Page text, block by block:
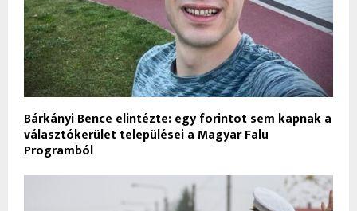
Bárkányi Bence elintézte: egy forintot sem kapnak a
választókerület települései a Magyar Falu
Programból